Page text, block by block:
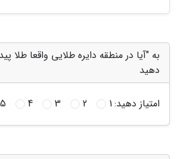
به "آیا در منطقه دایره طلایی واقعا طلا
دهید
امتیاز دهید:1
2
3
4
5